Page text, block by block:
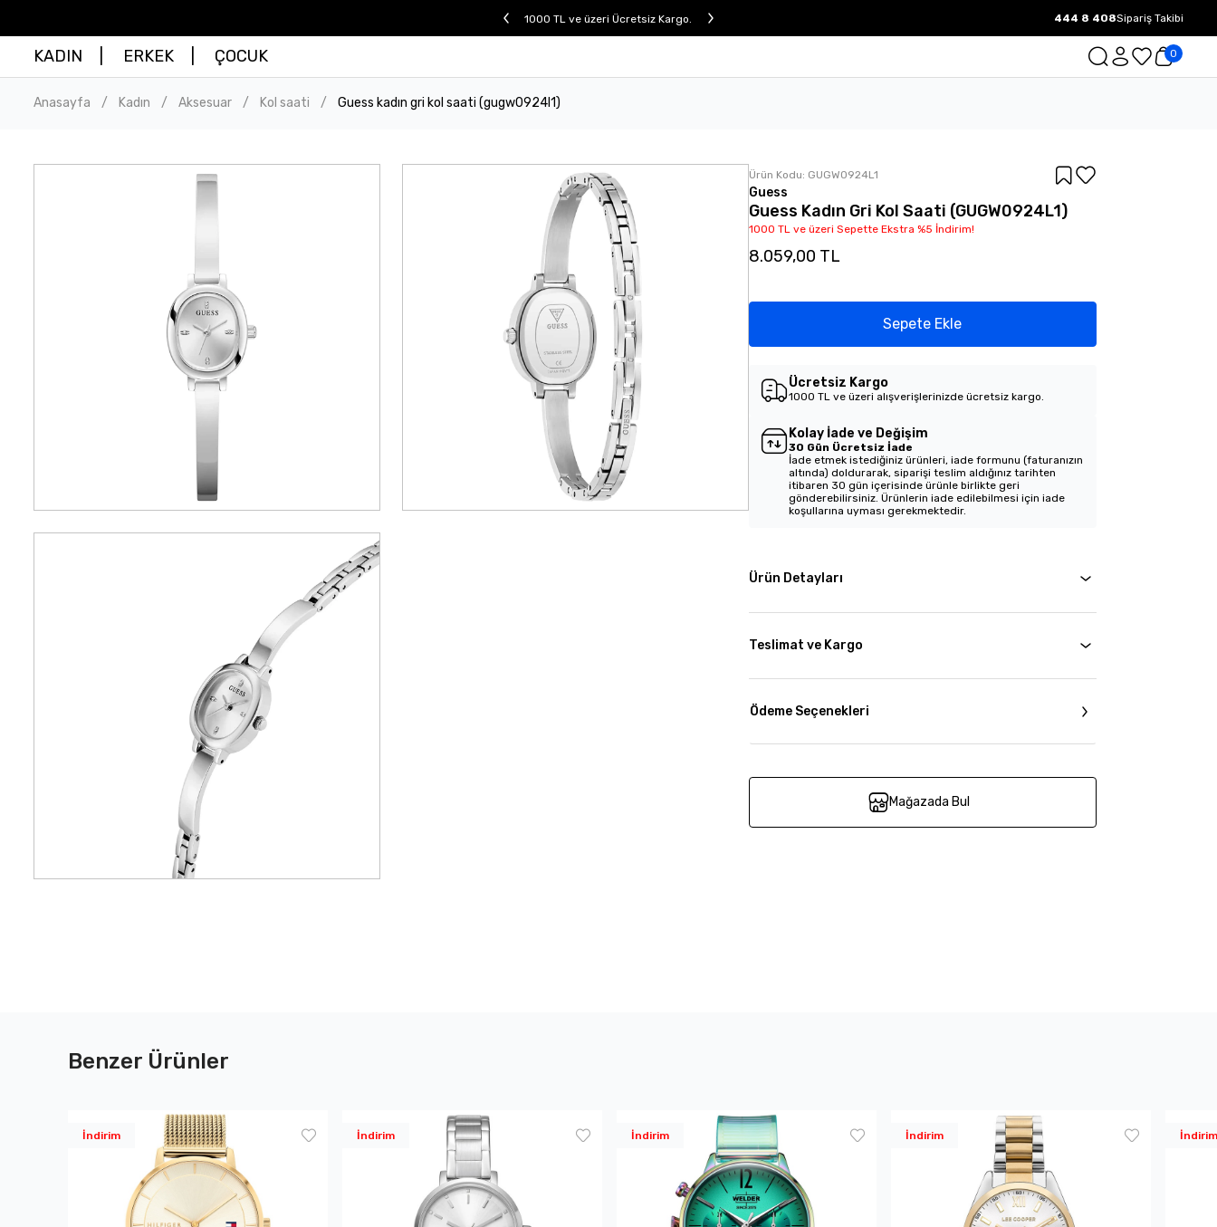
1000 TL ve üzeri Ücretsiz Kargo. 1000 TL ve üzeri Ücretsiz Kargo.
444 8 408Sipariş Takibi
KADIN ERKEK ÇOCUK 0
Anasayfa / Kadın / Aksesuar / Kol saati / Guess kadın gri kol saati (gugw0924l1)
Ürün Kodu: GUGW0924L1
Guess
Guess Kadın Gri Kol Saati (GUGW0924L1)
1000 TL ve üzeri Sepette Ekstra %5 İndirim!
8.059,00 TL
Sepete Ekle
Ücretsiz Kargo
1000 TL ve üzeri alışverişlerinizde ücretsiz kargo.
Kolay İade ve Değişim
30 Gün Ücretsiz İade
İade etmek istediğiniz ürünleri, iade formunu (faturanızın
altında) doldurarak, siparişi teslim aldığınız tarihten
itibaren 30 gün içerisinde ürünle birlikte geri
gönderebilirsiniz. Ürünlerin iade edilebilmesi için iade
koşullarına uyması gerekmektedir.
Ürün Detayları
Teslimat ve Kargo
Ödeme Seçenekleri
Mağazada Bul
Benzer Ürünler
İndirim İndirim İndirim İndirim İndirim